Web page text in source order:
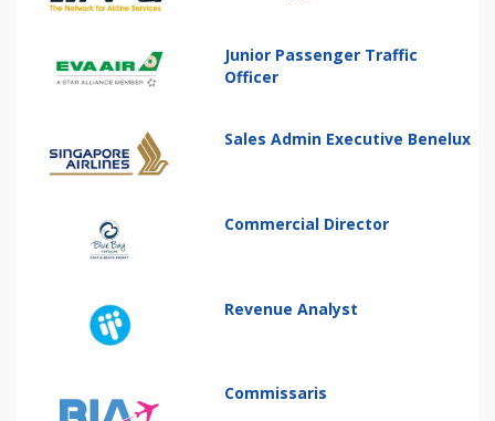
Junior Passenger Traffic
Officer
Sales Admin Executive Benelux
Commercial Director
Revenue Analyst
Commissaris